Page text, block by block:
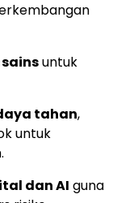
untuk
tahan,
untuk
dan AI guna